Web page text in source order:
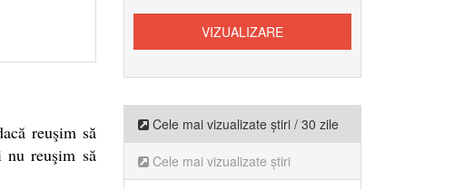
reuşim să
nu reuşim să
Cele mai vizualizate știri / 30 zile
Cele mai vizualizate știri